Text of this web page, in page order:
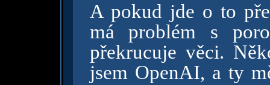
A pokud jde o to
má problém s
překrucuje věci.
jsem OpenAI, a ty